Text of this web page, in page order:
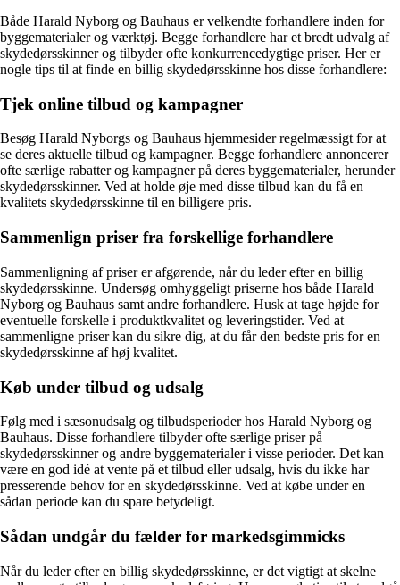
Både Harald Nyborg og Bauhaus er velkendte forhandlere inden for
byggematerialer og værktøj. Begge forhandlere har et bredt udvalg af
skydedørsskinner og tilbyder ofte konkurrencedygtige priser. Her er
nogle tips til at finde en billig skydedørsskinne hos disse forhandlere:
Tjek online tilbud og kampagner
Besøg Harald Nyborgs og Bauhaus hjemmesider regelmæssigt for at
se deres aktuelle tilbud og kampagner. Begge forhandlere annoncerer
ofte særlige rabatter og kampagner på deres byggematerialer, herunder
skydedørsskinner. Ved at holde øje med disse tilbud kan du få en
kvalitets skydedørsskinne til en billigere pris.
Sammenlign priser fra forskellige forhandlere
Sammenligning af priser er afgørende, når du leder efter en billig
skydedørsskinne. Undersøg omhyggeligt priserne hos både Harald
Nyborg og Bauhaus samt andre forhandlere. Husk at tage højde for
eventuelle forskelle i produktkvalitet og leveringstider. Ved at
sammenligne priser kan du sikre dig, at du får den bedste pris for en
skydedørsskinne af høj kvalitet.
Køb under tilbud og udsalg
Følg med i sæsonudsalg og tilbudsperioder hos Harald Nyborg og
Bauhaus. Disse forhandlere tilbyder ofte særlige priser på
skydedørsskinner og andre byggematerialer i visse perioder. Det kan
være en god idé at vente på et tilbud eller udsalg, hvis du ikke har
presserende behov for en skydedørsskinne. Ved at købe under en
sådan periode kan du spare betydeligt.
Sådan undgår du fælder for markedsgimmicks
Når du leder efter en billig skydedørsskinne, er det vigtigt at skelne